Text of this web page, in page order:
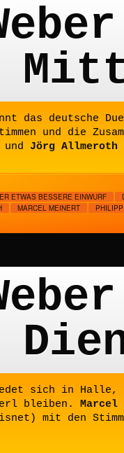
das deutsche
und die
und Jörg Allmeroth
ETWAS BESSERE EINWURF
MARCEL MEINERT
sich in Halle,
bleiben. Marcel
mit den